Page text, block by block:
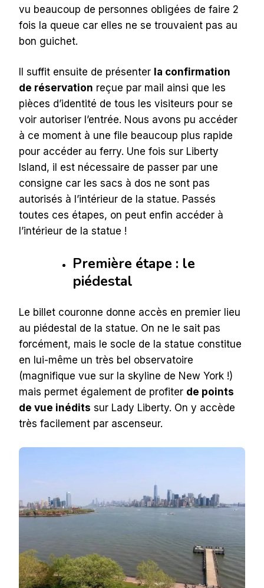
vu beaucoup de personnes obligées de faire 2
fois la queue car elles ne se trouvaient pas au
bon guichet.
Il suffit ensuite de présenter la confirmation
de réservation reçue par mail ainsi que les
pièces d’identité de tous les visiteurs pour se
voir autoriser l’entrée. Nous avons pu accéder
à ce moment à une file beaucoup plus rapide
pour accéder au ferry. Une fois sur Liberty
Island, il est nécessaire de passer par une
consigne car les sacs à dos ne sont pas
autorisés à l’intérieur de la statue. Passés
toutes ces étapes, on peut enfin accéder à
l’intérieur de la statue !
Première étape : le
piédestal
Le billet couronne donne accès en premier lieu
au piédestal de la statue. On ne le sait pas
forcément, mais le socle de la statue constitue
en lui-même un très bel observatoire
(magnifique vue sur la skyline de New York !)
mais permet également de profiter de points
de vue inédits sur Lady Liberty. On y accède
très facilement par ascenseur.